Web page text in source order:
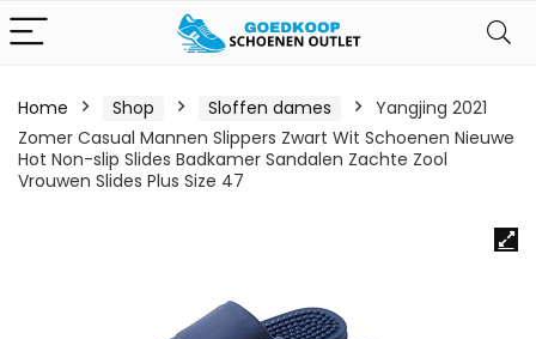
Home Shop Sloffen dames
Yangjing 2021
Zomer Casual Mannen Slippers Zwart Wit Schoenen Nieuwe
Hot Non-slip Slides Badkamer Sandalen Zachte Zool
Vrouwen Slides Plus Size 47